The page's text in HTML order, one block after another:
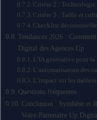
Critère 2 :
Critère 3 : Taille et
Checklist
Tendances 2026 :
Digital des Agences Up
L’IA générative pour
L’automatisation des
L’impact sur les
Questions fréquentes
Conclusion : Synthèse et
Votre Partenaire Up